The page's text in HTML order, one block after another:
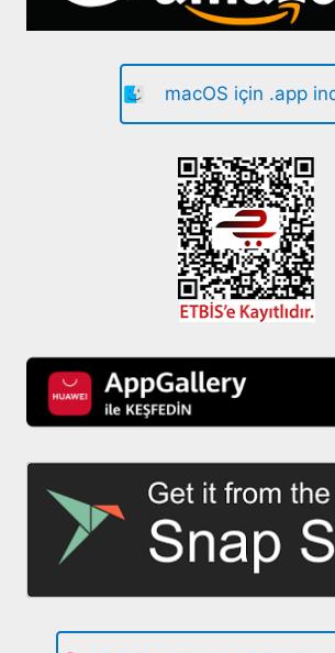
macOS için .app